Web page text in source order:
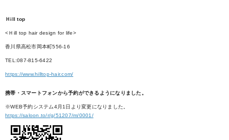
Ｈill top
<Ｈill top hair design for life>
香川県高松市岡本町556-16
TEL:087-815-6422
https://www.hilltop-hair.com/
携帯・スマートフォンから予約ができるようになりました。
※WEB予約システム4月1日より変更になりました。
https://saloon.to/r/g/51207/m/0001/